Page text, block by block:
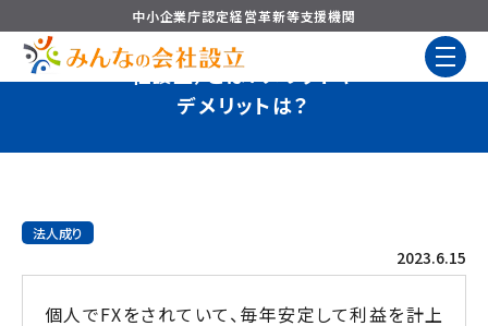
中小企業庁認定経営革新等支援機関
FX事業での法人成り（会
社設立）とは？メリットや
デメリットは？
法人成り
2023.6.15
個人でFXをされていて、毎年安定して利益を計上